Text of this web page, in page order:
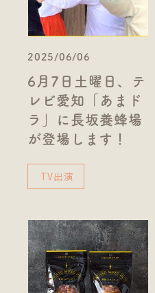
2025/06/06
6月7日土曜日、テ
レビ愛知「あまド
ラ」に長坂養蜂場
が登場します！
TV出演